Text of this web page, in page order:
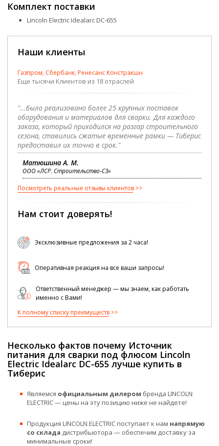
Комплект поставки
Lincoln Electric Idealarc DC-655
Наши клиенты
Газпром, Сбербанк, Ренесанс Констракшн
Еще тысячи Клиентов из 18 отраслей
"...было реализовано более 25 крупных поставок
оборудования и материалов для сварки. Для каждого
заказа, который приходился на разгар строительного
сезона, ставились сжатые временные рамки — Тиберис
предоставил их точно в срок."
Матюшина А. М.
ООО «ЛСР. Строительство-СЗ»
Посмотреть реальные отзывы клиентов
Нам стоит доверять!
Эксклюзивные предложения за 2 часа!
Оперативная реакция на все ваши запросы!
Ответственный менеджер — мы знаем, как работать
именно с Вами!
К полному списку преимуществ
Несколько фактов почему Источник
питания для сварки под флюсом Lincoln
Electric Idealarc DC-655 лучше купить в
Тиберис
Являемся официальным дилером бренда LINCOLN
ELECTRIC — цены на эту позицию ниже не найдете!
Продукция LINCOLN ELECTRIC поступает к нам напрямую
со склада дистрибьютора — обеспечим доставку за
минимальные сроки!